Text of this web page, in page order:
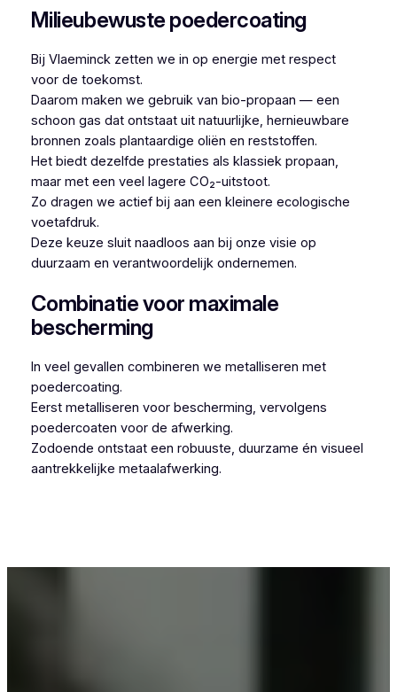
Milieubewuste poedercoating
Bij Vlaeminck zetten we in op energie met respect
voor de toekomst.
Daarom maken we gebruik van bio-propaan — een
schoon gas dat ontstaat uit natuurlijke, hernieuwbare
bronnen zoals plantaardige oliën en reststoffen.
Het biedt dezelfde prestaties als klassiek propaan,
maar met een veel lagere CO₂-uitstoot.
Zo dragen we actief bij aan een kleinere ecologische
voetafdruk.
Deze keuze sluit naadloos aan bij onze visie op
duurzaam en verantwoordelijk ondernemen.
Combinatie voor maximale
bescherming
In veel gevallen combineren we metalliseren met
poedercoating.
Eerst metalliseren voor bescherming, vervolgens
poedercoaten voor de afwerking.
Zodoende ontstaat een robuuste, duurzame én visueel
aantrekkelijke metaalafwerking.